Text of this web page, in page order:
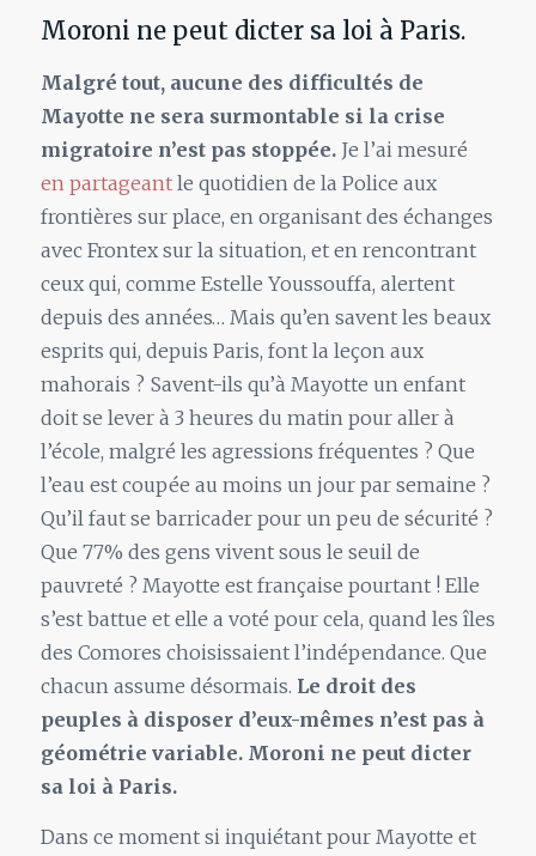
Moroni ne peut dicter sa loi à Paris.
Malgré tout, aucune des difficultés de
Mayotte ne sera surmontable si la crise
migratoire n’est pas stoppée.Je l’ai mesuré
en partageantle quotidien de la Police aux
frontières sur place, en organisant des échanges
avec Frontex sur la situation, et en rencontrant
ceux qui, comme Estelle Youssouffa, alertent
depuis des années… Mais qu’en savent les beaux
esprits qui, depuis Paris, font la leçon aux
mahorais ? Savent-ils qu’à Mayotte un enfant
doit se lever à 3 heures du matin pour aller à
l’école, malgré les agressions fréquentes ? Que
l’eau est coupée au moins un jour par semaine ?
Qu’il faut se barricader pour un peu de sécurité ?
Que 77% des gens vivent sous le seuil de
pauvreté ? Mayotte est française pourtant ! Elle
s’est battue et elle a voté pour cela, quand les îles
des Comores choisissaient l’indépendance. Que
chacun assume désormais. Le droit des
peuples à disposer d’eux-mêmes n’est pas à
géométrie variable. Moroni ne peut dicter
sa loi à Paris.
Dans ce moment si inquiétant pour Mayotte et